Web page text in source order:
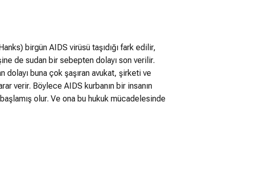
birgün AIDS virüsü taşıdığı fark edilir,
de sudan bir sebepten dolayı son verilir.
dolayı buna çok şaşıran avukat, şirketi ve
verir. Böylece AIDS kurbanın bir insanın
olur. Ve ona bu hukuk mücadelesinde